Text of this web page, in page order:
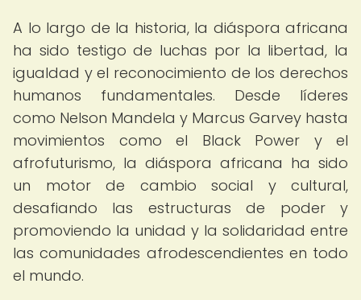
A lo largo de la historia, la diáspora africana
ha sido testigo de luchas por la libertad, la
igualdad y el reconocimiento de los derechos
humanos fundamentales. Desde líderes
como Nelson Mandela y Marcus Garvey hasta
movimientos como el Black Power y el
afrofuturismo, la diáspora africana ha sido
un motor de cambio social y cultural,
desafiando las estructuras de poder y
promoviendo la unidad y la solidaridad entre
las comunidades afrodescendientes en todo
el mundo.